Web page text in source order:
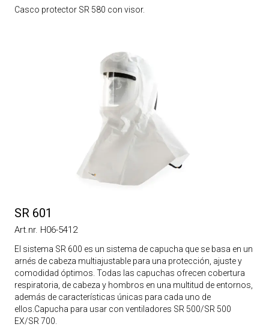
Casco protector SR 580 con visor.
SR 601
Art.nr. H06-5412
El sistema SR 600 es un sistema de capucha que se basa en un
arnés de cabeza multiajustable para una protección, ajuste y
comodidad óptimos. Todas las capuchas ofrecen cobertura
respiratoria, de cabeza y hombros en una multitud de entornos,
además de características únicas para cada uno de
ellos.Capucha para usar con ventiladores SR 500/SR 500
EX/SR 700.